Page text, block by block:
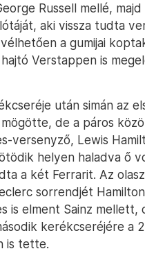
Russell mellé,
aki vissza tudta
a gumijai
Verstappen is
után simán az
de a páros
versenyző, Lewis
helyen haladva ő
a két Ferrarit. Az
sorrendjét
is elment Sainz mellett,
kerékcseréjére a
is tette.